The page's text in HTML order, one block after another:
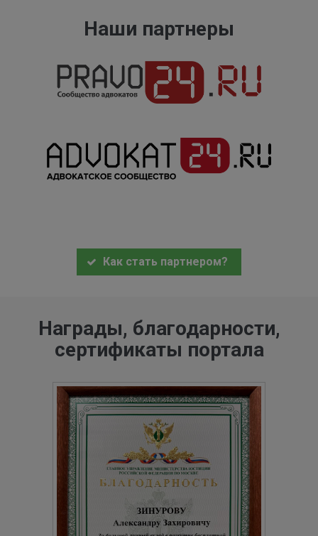
Наши партнеры
Как стать партнером?
Награды, благодарности,
сертификаты портала